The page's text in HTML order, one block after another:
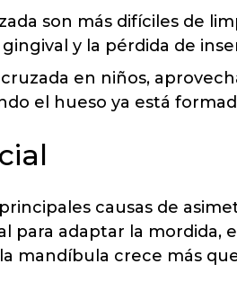
son más difíciles de
y la pérdida de
en niños,
el hueso ya está
causas de
adaptar la mordida,
mandíbula crece más